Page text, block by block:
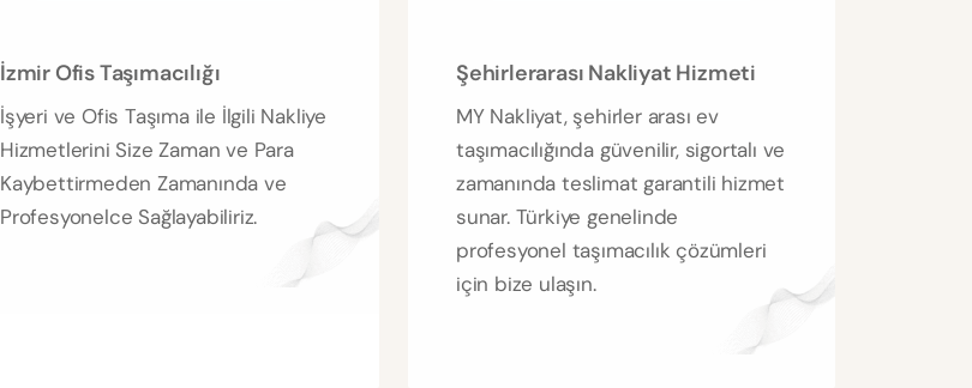
İzmir Ofis Taşımacılığı
İşyeri ve Ofis Taşıma ile İlgili Nakliye
Hizmetlerini Size Zaman ve Para
Kaybettirmeden Zamanında ve
Profesyonelce Sağlayabiliriz.
Şehirlerarası Nakliyat Hizmeti
MY Nakliyat, şehirler arası ev
taşımacılığında güvenilir, sigortalı ve
zamanında teslimat garantili hizmet
sunar. Türkiye genelinde
profesyonel taşımacılık çözümleri
için bize ulaşın.